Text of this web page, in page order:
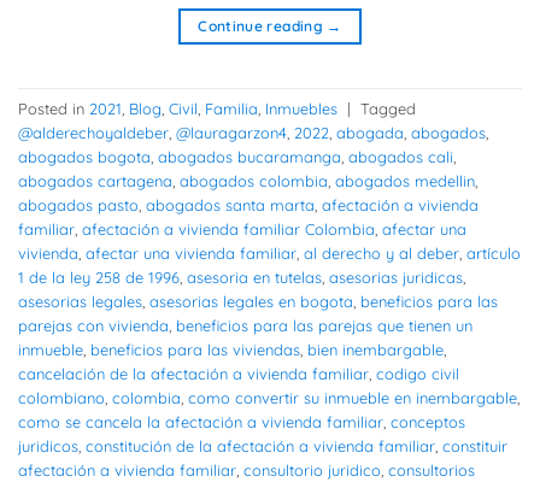
Continue reading →
Posted in 2021, Blog, Civil, Familia, Inmuebles | Tagged
@alderechoyaldeber, @lauragarzon4, 2022, abogada, abogados,
abogados bogota, abogados bucaramanga, abogados cali,
abogados cartagena, abogados colombia, abogados medellin,
abogados pasto, abogados santa marta, afectación a vivienda
familiar, afectación a vivienda familiar Colombia, afectar una
vivienda, afectar una vivienda familiar, al derecho y al deber, artículo
1 de la ley 258 de 1996, asesoria en tutelas, asesorias juridicas,
asesorias legales, asesorias legales en bogota, beneficios para las
parejas con vivienda, beneficios para las parejas que tienen un
inmueble, beneficios para las viviendas, bien inembargable,
cancelación de la afectación a vivienda familiar, codigo civil
colombiano, colombia, como convertir su inmueble en inembargable,
como se cancela la afectación a vivienda familiar, conceptos
juridicos, constitución de la afectación a vivienda familiar, constituir
afectación a vivienda familiar, consultorio juridico, consultorios